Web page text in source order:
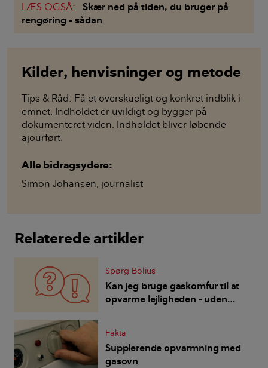
LÆS OGSÅ:
Skær ned på tiden, du bruger på
rengøring – sådan
Kilder, henvisninger og metode
Tips & Råd: Få et overskueligt og konkret indblik i
emnet. Indholdet er uvildigt og bygger på
dokumenteret viden. Indholdet bliver løbende
ajourført.
Alle bidragsydere:
Simon Johansen, journalist
Relaterede artikler
Spørg Bolius
Kan jeg bruge gaskomfur til at
opvarme lejligheden – uden
Fakta
Supplerende opvarmning med
gasovn